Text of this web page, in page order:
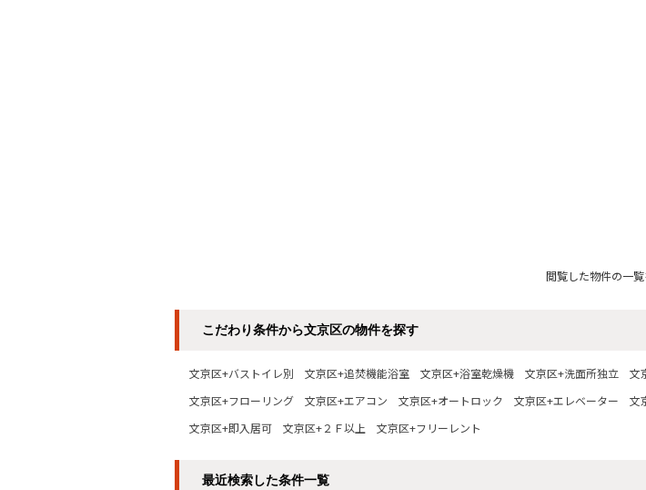
閲覧した物件の一覧
こだわり条件から文京区の物件を探す
文京区+バストイレ別 文京区+追焚機能浴室 文京区+浴室乾燥機 文京区+洗面所独立 文
文京区+フローリング
文京区+エアコン 文京区+オートロック 文京区+エレベーター 文
文京区+即入居可
文京区+２Ｆ以上 文京区+フリーレント
最近検索した条件一覧